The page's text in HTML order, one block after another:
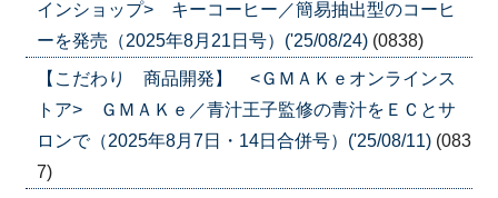
インショップ> キーコーヒー／簡易抽出型のコーヒ
ーを発売（2025年8月21日号）('25/08/24) (0838)
【こだわり 商品開発】 <ＧＭＡＫｅオンラインス
トア> ＧＭＡＫｅ／青汁王子監修の青汁をＥＣとサ
ロンで（2025年8月7日・14日合併号）('25/08/11) (083
7)